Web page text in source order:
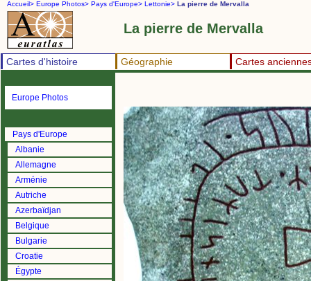
Accueil> Europe Photos> Pays d'Europe> Lettonie> La pierre de Mervalla
La pierre de Mervalla
Cartes d'histoire Géographie Cartes
Europe Photos
Pays d'Europe
Albanie
Allemagne
Arménie
Autriche
Azerbaïdjan
Belgique
Bulgarie
Croatie
Égypte